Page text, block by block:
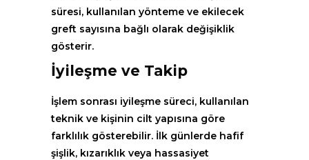
süresi, kullanılan yönteme ve ekilecek
greft sayısına bağlı olarak değişiklik
gösterir.
İyileşme ve Takip
İşlem sonrası iyileşme süreci, kullanılan
teknik ve kişinin cilt yapısına göre
farklılık gösterebilir. İlk günlerde hafif
şişlik, kızarıklık veya hassasiyet